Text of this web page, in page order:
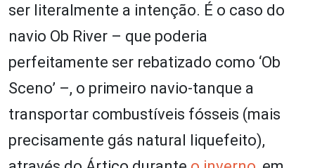
ser literalmente a intenção. É o caso do
navio Ob River – que poderia
perfeitamente ser rebatizado como ‘Ob
Sceno’ –, o primeiro navio-tanque a
transportar combustíveis fósseis (mais
precisamente gás natural liquefeito),